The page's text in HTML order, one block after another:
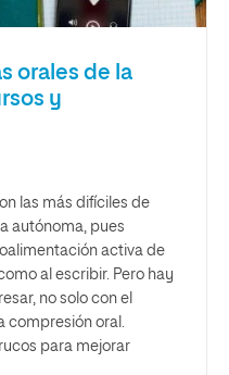
orales de la
y
las más difíciles de
autónoma, pues
activa de
al escribir. Pero hay
no solo con el
compresión oral.
para mejorar